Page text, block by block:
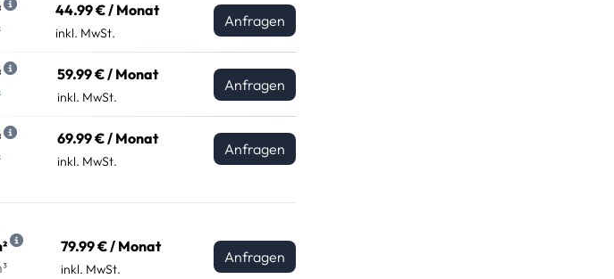
44.99 € / Monat
inkl. MwSt.
Anfragen
59.99 € / Monat
inkl. MwSt.
Anfragen
69.99 € / Monat
inkl. MwSt.
Anfragen
79.99 € / Monat
inkl. MwSt.
Anfragen